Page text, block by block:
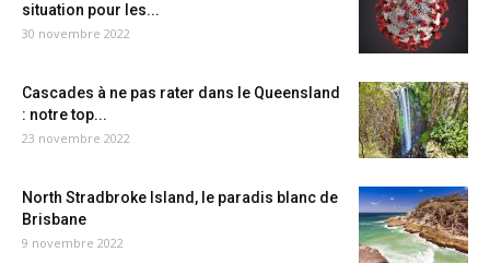
situation pour les...
30 novembre 2022
Cascades à ne pas rater dans le Queensland
: notre top...
23 novembre 2022
North Stradbroke Island, le paradis blanc de
Brisbane
9 novembre 2022